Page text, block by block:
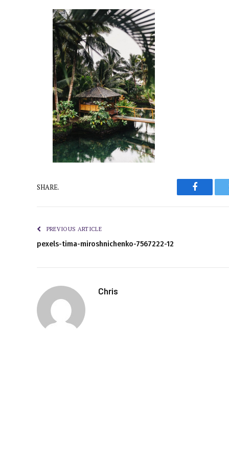
SHARE.
PREVIOUS ARTICLE
pexels-tima-miroshnichenko-7567222-12
Chris